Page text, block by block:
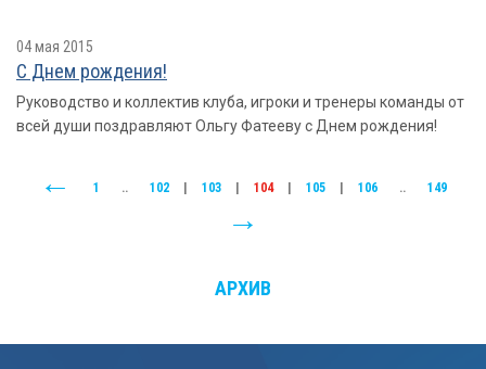
04 мая 2015
С Днем рождения!
Руководство и коллектив клуба, игроки и тренеры команды от
всей души поздравляют Ольгу Фатееву с Днем рождения!
1 .. 102 103 104 105 106 .. 149
АРХИВ